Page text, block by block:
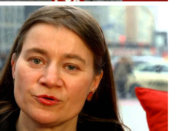
Schauspielerin